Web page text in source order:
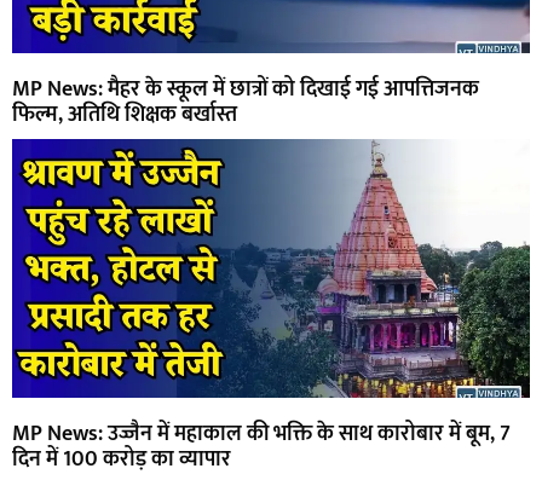
MP News: मैहर के स्कूल में छात्रों को दिखाई गई आपत्तिजनक
फिल्म, अतिथि शिक्षक बर्खास्त
MP News: उज्जैन में महाकाल की भक्ति के साथ कारोबार में बूम, 7
दिन में 100 करोड़ का व्यापार